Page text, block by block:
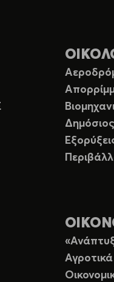
Αγροτικά